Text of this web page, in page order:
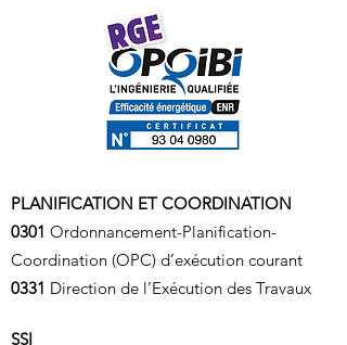
PLANIFICATION ET COORDINATION
0301 Ordonnancement-Planification-
Coordination (OPC) d’exécution courant
0331 Direction de l’Exécution des Travaux
SSI